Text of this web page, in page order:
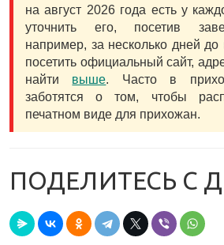
на август 2026 года есть у
уточнить его, посетив
например, за несколько дней до
посетить официальный сайт,
найти выше. Часто в
заботятся о том, чтобы
печатном виде для прихожан.
ПОДЕЛИТЕСЬ С